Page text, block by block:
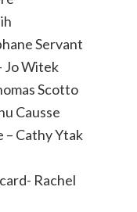
Servant
Jo Witek
Scotto
Causse
– Cathy Ytak
Rachel